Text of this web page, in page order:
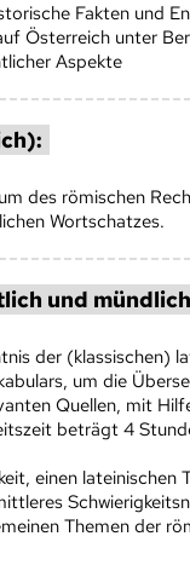
Fakten und
Österreich unter
Aspekte
des römischen
Wortschatzes.
und
der (klassischen)
um die
Quellen, mit
beträgt 4
einen
Themen der